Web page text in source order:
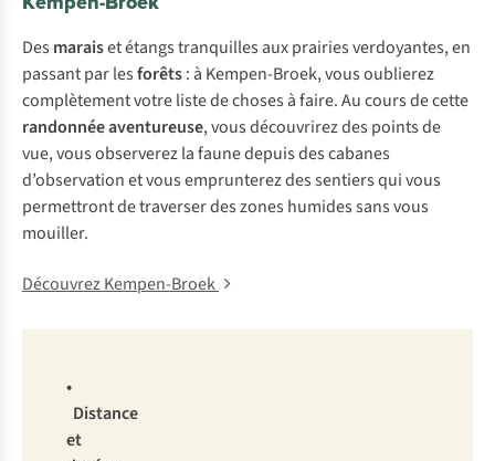
Des maraiset étangs tranquilles aux prairies verdoyantes, en
passant par lesforêts: à Kempen-Broek, vous oublierez
complètement votre liste de choses à faire. Au cours de cette
randonnée aventureuse, vous découvrirez des points de
vue, vous observerez la faune depuis des cabanes
d’observation et vous emprunterez des sentiers qui vous
permettront de traverser des zones humides sans vous
mouiller.
Découvrez Kempen-Broek
•
Distance
et